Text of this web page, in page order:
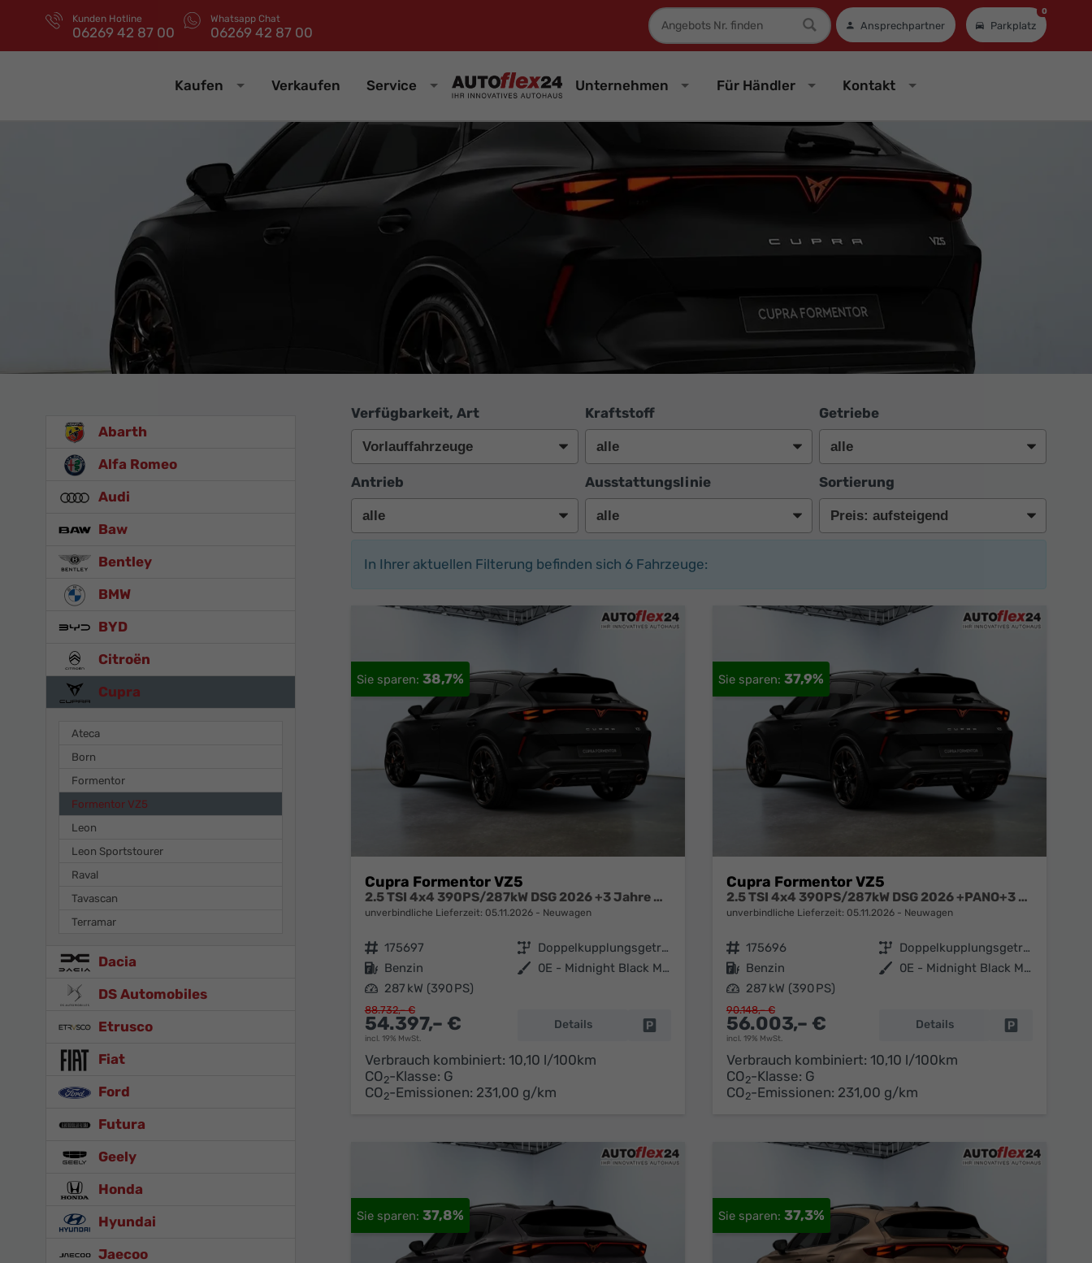
Kunden Hotline
06269 42 87 00
Whatsapp Chat
06269 42 87 00
Fahrzeugnummer
Ansprechpartner Parkplatz
0
Kaufen Verkaufen Service Unternehmen Für Händler Kontakt
Verfügbarkeit, Art Kraftstoff Getriebe
Antrieb Ausstattungslinie Sortierung
In Ihrer aktuellen Filterung befinden sich 6Fahrzeuge:
38,7%
Cupra Formentor VZ5
2.5 TSI 4x4 390PS/287kW DSG 2026 +3 Jahre Garantie+360+MATRIX
unverbindliche Lieferzeit: 05.11.2026 Neuwagen
Fahrzeugnr. 175697 Getriebe
Doppelkupplungsgetriebe (DSG)
Kraftstoff Benzin Außenfarbe
0E - Midnight Black Met.
Leistung 287 kW (390 PS)
54.397,– €
incl. 19% MwSt.
88.732,– €
Details Fahrzeug parken
Verbrauch kombiniert: 10,10 l/100km
CO2-Klasse: G
CO2-Emissionen: 231,00 g/km
37,9%
Cupra Formentor VZ5
2.5 TSI 4x4 390PS/287kW DSG 2026 +PANO+3 Jahre Garantie+360+MATRIX
unverbindliche Lieferzeit: 05.11.2026 Neuwagen
Fahrzeugnr. 175696 Getriebe
Doppelkupplungsgetriebe (DSG)
Kraftstoff Benzin Außenfarbe
0E - Midnight Black Met.
Leistung 287 kW (390 PS)
56.003,– €
incl. 19% MwSt.
90.148,– €
Details
Verbrauch kombiniert: 10,10 l/100km
CO2-Klasse: G
CO2-Emissionen: 231,00 g/km
37,8% 37,3%
Abarth
Alfa Romeo
Audi
Baw
Bentley
BMW
BYD
Citroën
Cupra
Ateca
Born
Formentor
Formentor VZ5
Leon
Leon Sportstourer
Raval
Tavascan
Terramar
Dacia
DS Automobiles
Etrusco
Fiat
Ford
Futura
Geely
Honda
Hyundai
Jaecoo